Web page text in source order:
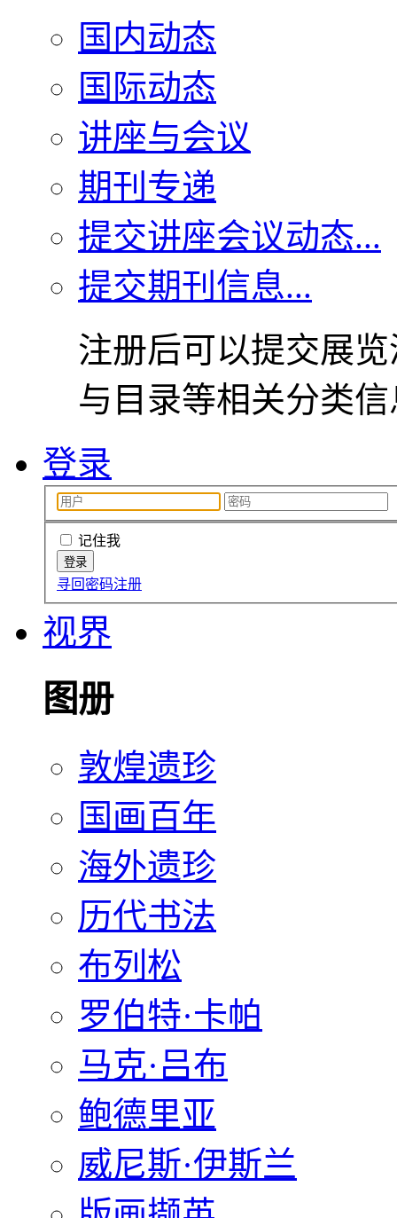
国内动态
国际动态
讲座与会议
期刊专递
提交讲座会议动态...
提交期刊信息...
注册后可以提交展
与目录等相关分类
登录
记住我
寻回密码注册
视界
图册
敦煌遗珍
国画百年
海外遗珍
历代书法
布列松
罗伯特·卡帕
马克·吕布
鲍德里亚
威尼斯·伊斯兰